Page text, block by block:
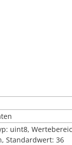
uint8,
Standardwert: 36